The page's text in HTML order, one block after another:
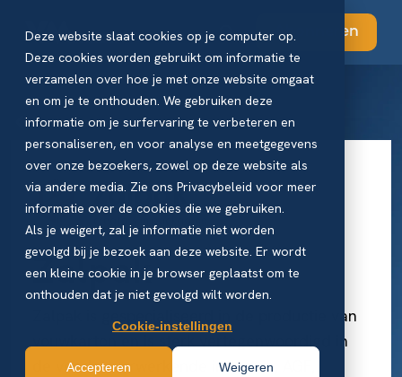
Deze website slaat cookies op je computer op.
Deze cookies worden gebruikt om informatie te
verzamelen over hoe je met onze website omgaat
en om je te onthouden. We gebruiken deze
informatie om je surfervaring te verbeteren en
personaliseren, en voor analyse en meetgegevens
over onze bezoekers, zowel op deze website als
via andere media. Zie ons Privacybeleid voor meer
informatie over de cookies die we gebruiken.
Als je weigert, zal je informatie niet worden
gevolgd bij je bezoek aan deze website. Er wordt
een kleine cookie in je browser geplaatst om te
onthouden dat je niet gevolgd wilt worden.
Cookie-instellingen
Accepteren Weigeren
Abonneren
Partners
Zalpak
Zalpak is gespecialiseerd in de productie van
vouwkarton en is sterk vertegenwoordigd in
de voedselverwerkende industrie, AGF,